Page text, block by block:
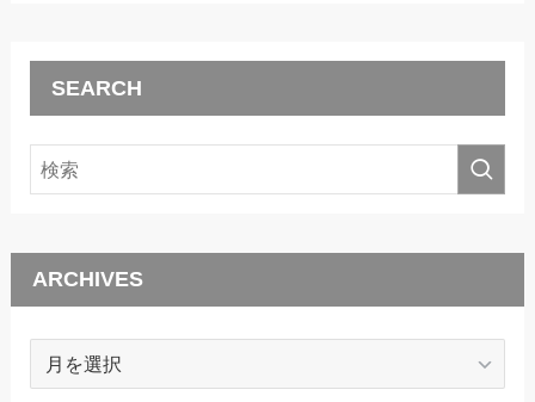
SEARCH
ARCHIVES
ARCHIVES